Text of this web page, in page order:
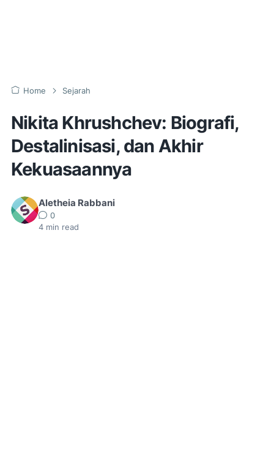
Home Sejarah
Nikita Khrushchev: Biografi,
Destalinisasi, dan Akhir
Kekuasaannya
Aletheia Rabbani
0
4 min read